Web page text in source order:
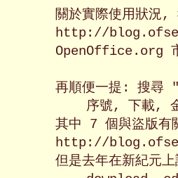
關於實際使用狀況,
http://
OpenOffice.org
再順便一提: 搜
序號, 下載,
其中 7 個與盜版
http://
但是去年在新紀元